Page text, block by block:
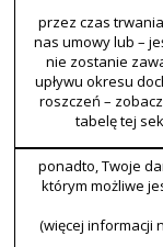
przez czas
nas umowy lub –
nie zostanie
upływu okresu
roszczeń –
tabelę tej
ponadto, Twoje
którym możliwe
(więcej informacji